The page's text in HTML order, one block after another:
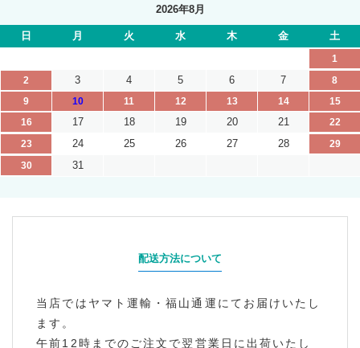
2026年8月
日 月 火 水 木 金 土
1
2
3 4 5 6 7
8
9
10 11 12 13 14
15
16
17 18 19 20 21
22
23
24 25 26 27 28
29
30
31
配送方法について
当店ではヤマト運輸・福山通運にてお届けいたし
ます。
午前12時までのご注文で翌営業日に出荷いたし